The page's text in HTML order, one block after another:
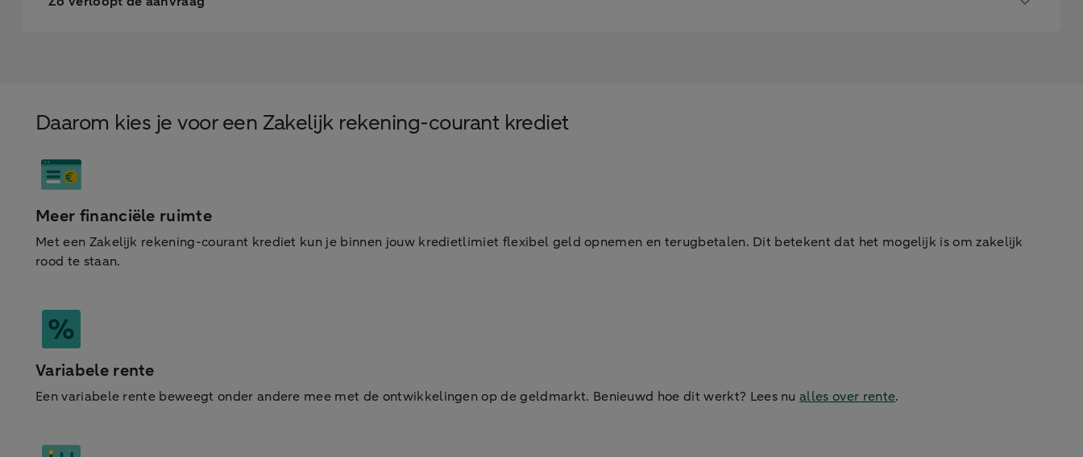
Daarom kies je voor een Zakelijk rekening-courant krediet
Meer financiële ruimte
Met een Zakelijk rekening-courant krediet kun je binnen jouw kredietlimiet flexibel geld opnemen en terugbetalen. Dit betekent dat het mogelijk is om zakelijk
rood te staan.
Variabele rente
Een variabele rente beweegt onder andere mee met de ontwikkelingen op de geldmarkt. Benieuwd hoe dit werkt? Lees nualles over rente.